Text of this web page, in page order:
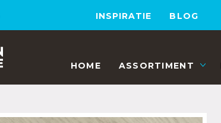
INSPIRATIE BLOG
VloerenCentrale
HOME ASSORTIMENT